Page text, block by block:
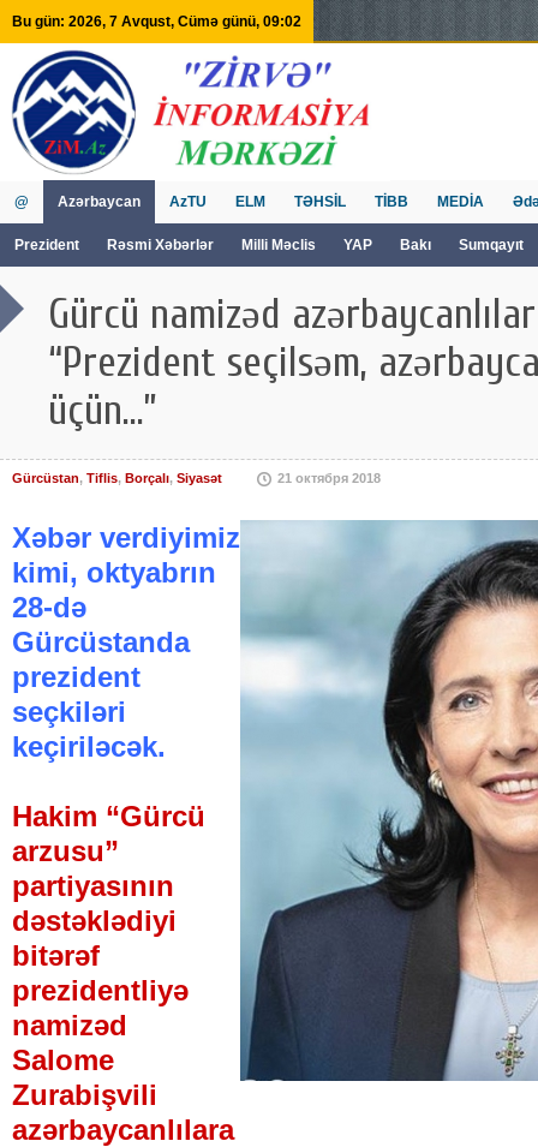
Bu gün: 2026, 7 Avqust, Cümə günü, 09:02
@ Azərbaycan
Prezident Rəsmi Xəbərlər Milli Məclis YAP Bakı Sumqayıt
AzTU ELM TƏHSİL TİBB MEDİA
Gürcü namizəd
“Prezident seçilsəm,
üçün...”
Gürcüstan, Tiflis, Borçalı, Siyasət 21 октября 2018
Xəbər verdiyimiz
kimi, oktyabrın
28-də
Gürcüstanda
prezident
seçkiləri
keçiriləcək.
Hakim “Gürcü
arzusu”
partiyasının
dəstəklədiyi
bitərəf
prezidentliyə
namizəd
Salome
Zurabişvili
azərbaycanlılara